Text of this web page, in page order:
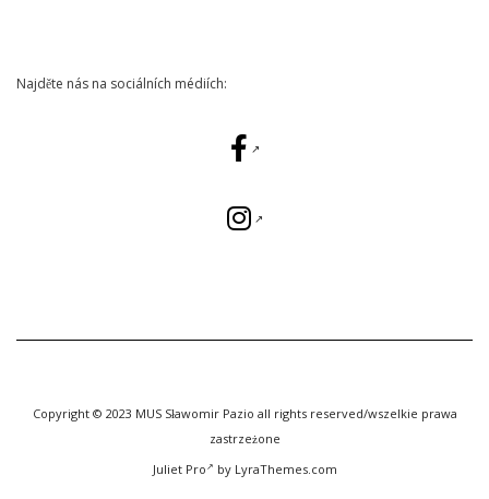
Najděte nás na sociálních médiích:
Copyright © 2023 MUS Sławomir Pazio all rights reserved/wszelkie prawa
zastrzeżone
Juliet Pro
by LyraThemes.com